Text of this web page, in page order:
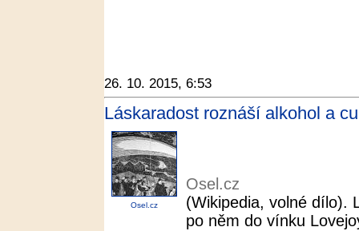
26. 10. 2015, 6:53
Láskaradost roznáší alkohol a
Osel.cz
Osel.cz
(Wikipedia, volné dílo).
po něm do vínku